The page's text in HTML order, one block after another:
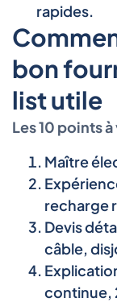
rapides.
bon
list utile
Les 10 points
Maître
recharge
Devis
câble,
continue,